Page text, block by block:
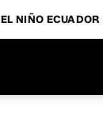
NIÑO ECUADOR